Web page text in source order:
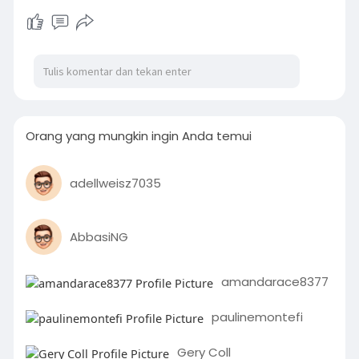
Orang yang mungkin ingin Anda temui
adellweisz7035
AbbasiNG
amandarace8377
paulinemontefi
Gery Coll